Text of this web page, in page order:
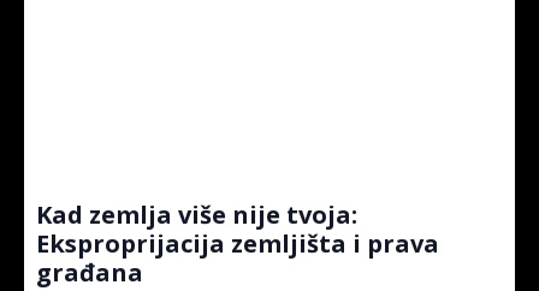
Kad zemlja više nije tvoja:
Eksproprijacija zemljišta i prava
građana